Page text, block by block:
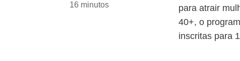
16 minutos
para atrair
40+, o
inscritas para